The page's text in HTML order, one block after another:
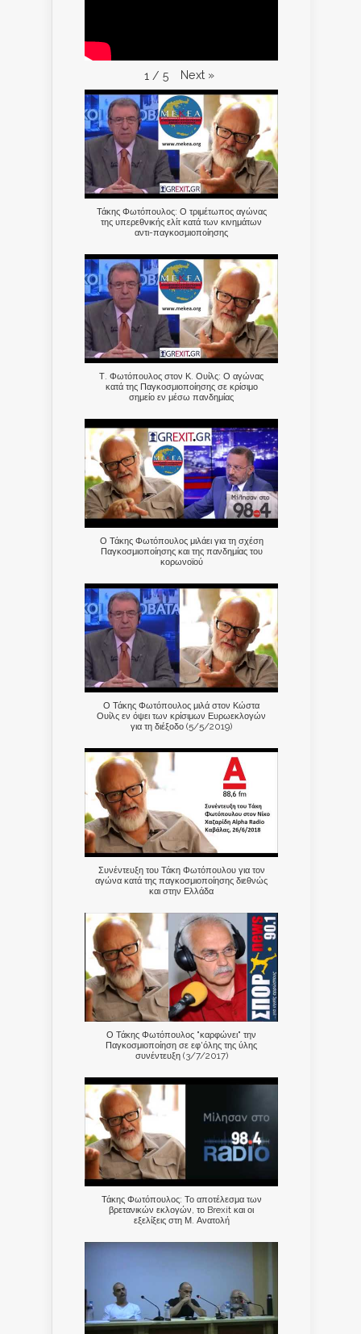
1 / 5 Next »
Τάκης Φωτόπουλος: Ο τριμέτωπος αγώνας
της υπερεθνικής ελίτ κατά των κινημάτων
αντι-παγκοσμιοποίησης
Τ. Φωτόπουλος στον Κ. Ουίλς: Ο αγώνας
κατά της Παγκοσμιοποίησης σε κρίσιμο
σημείο εν μέσω πανδημίας
Ο Τάκης Φωτόπουλος μιλάει για τη σχέση
Παγκοσμιοποίησης και της πανδημίας του
κορωνοϊού
Ο Τάκης Φωτόπουλος μιλά στον Κώστα
Ουίλς εν όψει των κρίσιμων Ευρωεκλογών
για τη διέξοδο (5/5/2019)
Συνέντευξη του Τάκη Φωτόπουλου για τον
αγώνα κατά της παγκοσμιοποίησης διεθνώς
και στην Ελλάδα
Ο Τάκης Φωτόπουλος "καρφώνει" την
Παγκοσμιοποίηση σε εφ'όλης της ύλης
συνέντευξη (3/7/2017)
Τάκης Φωτόπουλος: Το αποτέλεσμα των
βρετανικών εκλογών, το Brexit και οι
εξελίξεις στη Μ. Ανατολή